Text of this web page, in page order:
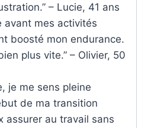
– Lucie, 41 ans
avant mes activités
boosté mon endurance.
plus vite.” – Olivier, 50
je me sens pleine
de ma transition
assurer au travail sans